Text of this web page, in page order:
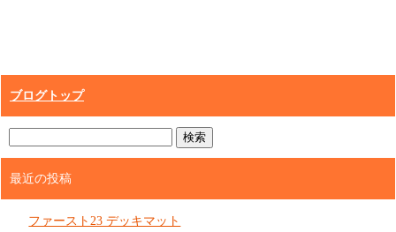
ブログトップ
最近の投稿
ファースト23 デッキマット